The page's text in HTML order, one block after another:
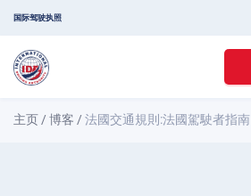
国际驾驶执照
主页 /博客 /法國交通規則:法國駕駛者指南